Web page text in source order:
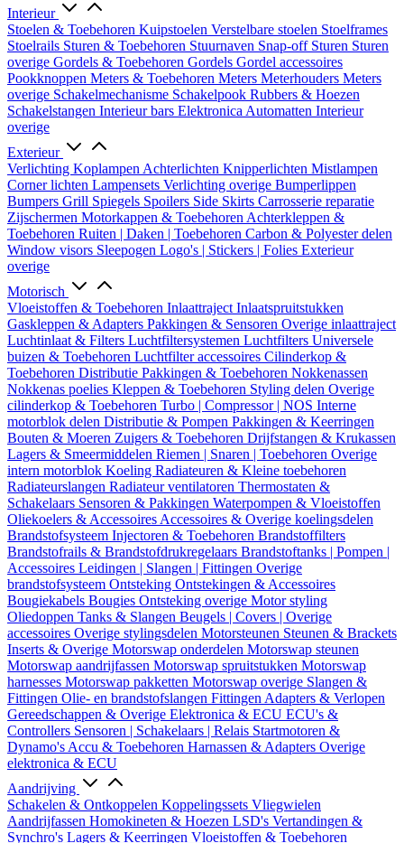
Interieur
Stoelen & Toebehoren Kuipstoelen Verstelbare stoelen Stoelframes
Stoelrails Sturen & Toebehoren Stuurnaven Snap-off Sturen Sturen
overige Gordels & Toebehoren Gordels Gordel accessoires
Pookknoppen Meters & Toebehoren Meters Meterhouders Meters
overige Schakelmechanisme Schakelpook Rubbers & Hoezen
Schakelstangen Interieur bars Elektronica Automatten Interieur
overige
Exterieur
Verlichting Koplampen Achterlichten Knipperlichten Mistlampen
Corner lichten Lampensets Verlichting overige Bumperlippen
Bumpers Grill Spiegels Spoilers Side Skirts Carrosserie reparatie
Zijschermen Motorkappen & Toebehoren Achterkleppen &
Toebehoren Ruiten | Daken | Toebehoren Carbon & Polyester delen
Window visors Sleepogen Logo's | Stickers | Folies Exterieur
overige
Motorisch
Vloeistoffen & Toebehoren Inlaattraject Inlaatspruitstukken
Gaskleppen & Adapters Pakkingen & Sensoren Overige inlaattraject
Luchtinlaat & Filters Luchtfiltersystemen Luchtfilters Universele
buizen & Toebehoren Luchtfilter accessoires Cilinderkop &
Toebehoren Distributie Pakkingen & Toebehoren Nokkenassen
Nokkenas poelies Kleppen & Toebehoren Styling delen Overige
cilinderkop & Toebehoren Turbo | Compressor | NOS Interne
motorblok delen Distributie & Pompen Pakkingen & Keerringen
Bouten & Moeren Zuigers & Toebehoren Drijfstangen & Krukassen
Lagers & Smeermiddelen Riemen | Snaren | Toebehoren Overige
intern motorblok Koeling Radiateuren & Kleine toebehoren
Radiateurslangen Radiateur ventilatoren Thermostaten &
Schakelaars Sensoren & Pakkingen Waterpompen & Vloeistoffen
Oliekoelers & Accessoires Accessoires & Overige koelingsdelen
Brandstofsysteem Injectoren & Toebehoren Brandstoffilters
Brandstofrails & Brandstofdrukregelaars Brandstoftanks | Pompen |
Accessoires Leidingen | Slangen | Fittingen Overige
brandstofsysteem Ontsteking Ontstekingen & Accessoires
Bougiekabels Bougies Ontsteking overige Motor styling
Oliedoppen Tanks & Slangen Beugels | Covers | Overige
accessoires Overige stylingsdelen Motorsteunen Steunen & Brackets
Inserts & Overige Motorswap onderdelen Motorswap steunen
Motorswap aandrijfassen Motorswap spruitstukken Motorswap
harnesses Motorswap pakketten Motorswap overige Slangen &
Fittingen Olie- en brandstofslangen Fittingen Adapters & Verlopen
Gereedschappen & Overige Elektronica & ECU ECU's &
Controllers Sensoren | Schakelaars | Relais Startmotoren &
Dynamo's Accu & Toebehoren Harnassen & Adapters Overige
elektronica & ECU
Aandrijving
Schakelen & Ontkoppelen Koppelingssets Vliegwielen
Aandrijfassen Homokineten & Hoezen LSD's Vertandingen &
Synchro's Lagers & Keerringen Vloeistoffen & Toebehoren